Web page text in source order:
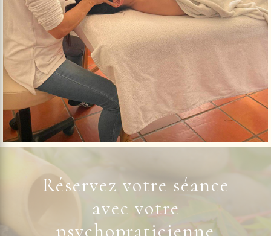
Réservez votre séance
avec votre
psychopraticienne